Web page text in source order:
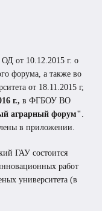
от 10.12.2015 г. о
форума, а также во
от 18.11.2015 г,
г., в ФГБОУ ВО
аграрный форум".
в приложении.
ГАУ состоится
работ
университета (в